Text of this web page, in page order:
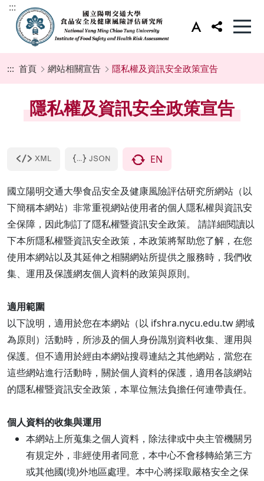
:::
::: 首頁 網站相關宣告 隱私權及資訊安全政策宣告
隱私權及資訊安全政策宣告
EN
國立陽明交通大學食品安全及健康風險評估研究所網站（以
下簡稱本網站）非常重視網站使用者的個人隱私權與資訊安
全保障，因此制訂了隱私權暨資訊安全政策。 請詳細閱讀以
下本所隱私權暨資訊安全政策，本政策將幫助您了解，在您
使用本網站以及其延伸之相關網站所提供之服務時，我們收
集、運用及保護網友個人資料的政策與原則。
適用範圍
以下說明，適用於您在本網站（以 ifshra.nycu.edu.tw 網域
為原則）活動時，所涉及的個人身份識別資料收集、運用與
保護。但不適用於經由本網站搜尋連結之其他網站，當您在
這些網站進行活動時，關於個人資料的保護，適用各該網站
的隱私權暨資訊安全政策，本單位無法負擔任何連帶責任。
個人資料的收集與運用
本網站上所蒐集之個人資料，除法律或中央主管機關另
有規定外，非經使用者同意，本中心不會移轉給第三方
或其他國(境)外地區處理。本中心將採取嚴格安全之保